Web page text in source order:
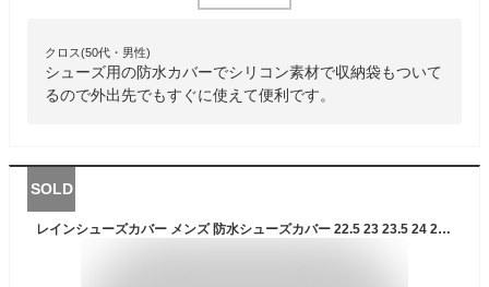
クロス(50代・男性)
シューズ用の防水カバーでシリコン素材で収納袋もついて
るので外出先でもすぐに使えて便利です。
SOLD
レインシューズカバー メンズ 防水シューズカバー 22.5 23 23.5 24 24.5 25 25.5 26 26.5 27 27.5 28 cm対応 シューズカバー 通勤 レディース 大きいサイズ 小さいサイズ 雨 泥除け アウトドア 靴 カバー 通学 M L サイズ レインカバー 雨具 黒 ブラック クリア キッズ 大人